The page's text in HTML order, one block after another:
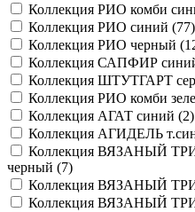
Коллекция РИО комби
Коллекция РИО синий (77)
Коллекция РИО черный (
Коллекция САПФИР
Коллекция ШТУТГАРТ
Коллекция РИО комби
Коллекция АГАТ синий (2)
Коллекция АГИДЕЛЬ
Коллекция ВЯЗАНЫЙ
черный (7)
Коллекция ВЯЗАНЫЙ
Коллекция ВЯЗАНЫЙ